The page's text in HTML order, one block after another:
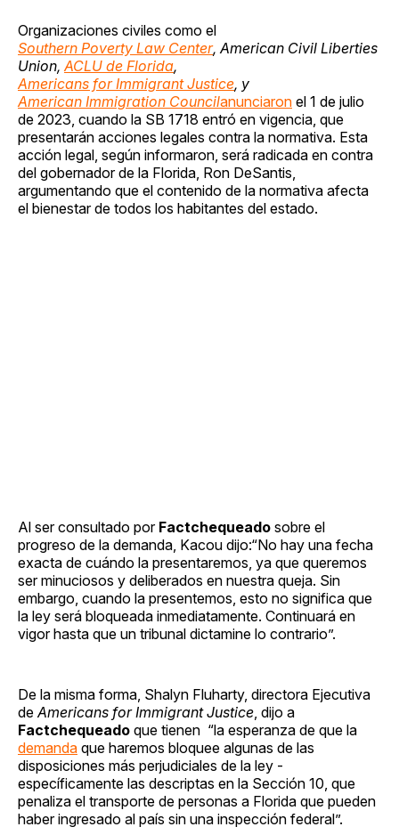
Organizaciones civiles como el
Southern Poverty Law Center, American Civil Liberties
Union, ACLU de Florida,
Americans for Immigrant Justice, y
American Immigration Councilanunciaron el 1 de julio
de 2023, cuando la SB 1718 entró en vigencia, que
presentarán acciones legales contra la normativa. Esta
acción legal, según informaron, será radicada en contra
del gobernador de la Florida, Ron DeSantis,
argumentando que el contenido de la normativa afecta
el bienestar de todos los habitantes del estado.
Al ser consultado por Factchequeado sobre el
progreso de la demanda, Kacou dijo:“No hay una fecha
exacta de cuándo la presentaremos, ya que queremos
ser minuciosos y deliberados en nuestra queja. Sin
embargo, cuando la presentemos, esto no significa que
la ley será bloqueada inmediatamente. Continuará en
vigor hasta que un tribunal dictamine lo contrario”.
De la misma forma, Shalyn Fluharty, directora Ejecutiva
de Americans for Immigrant Justice , dijo a
Factchequeado que tienen “la esperanza de que la
demanda que haremos bloquee algunas de las
disposiciones más perjudiciales de la ley -
específicamente las descriptas en la Sección 10, que
penaliza el transporte de personas a Florida que pueden
haber ingresado al país sin una inspección federal”.